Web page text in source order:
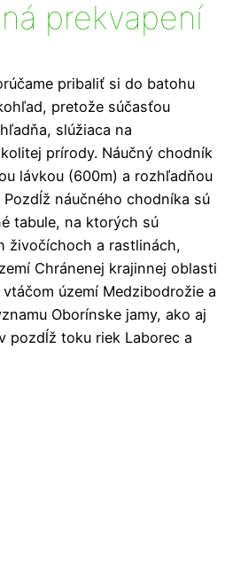
prekvapení
pribaliť si do batohu
pretože súčasťou
slúžiaca na
prírody. Náučný chodník
lávkou (600m) a rozhľadňou
náučného chodníka sú
tabule, na ktorých sú
živočíchoch a rastlinách,
Chránenej krajinnej oblasti
území Medzibodrožie a
Oborínske jamy, ako aj
pozdĺž toku riek Laborec a